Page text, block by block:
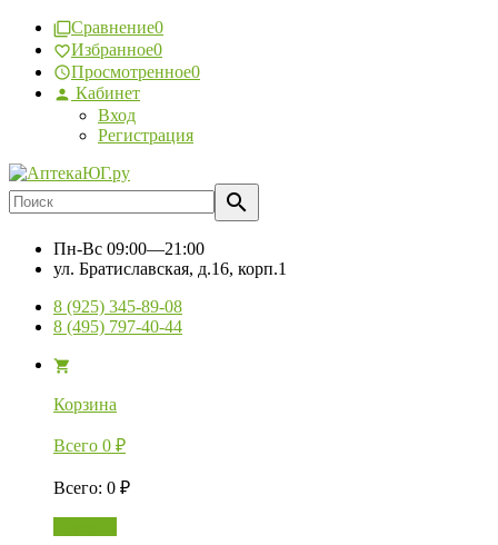
Сравнение0
Избранное0
Просмотренное0
Кабинет
Вход
Регистрация
Пн-Вс 09:00—21:00
ул. Братиславская, д.16, корп.1
8 (925) 345-89-08
8 (495) 797-40-44
Корзина
Всего 0 ₽
Всего: 0 ₽